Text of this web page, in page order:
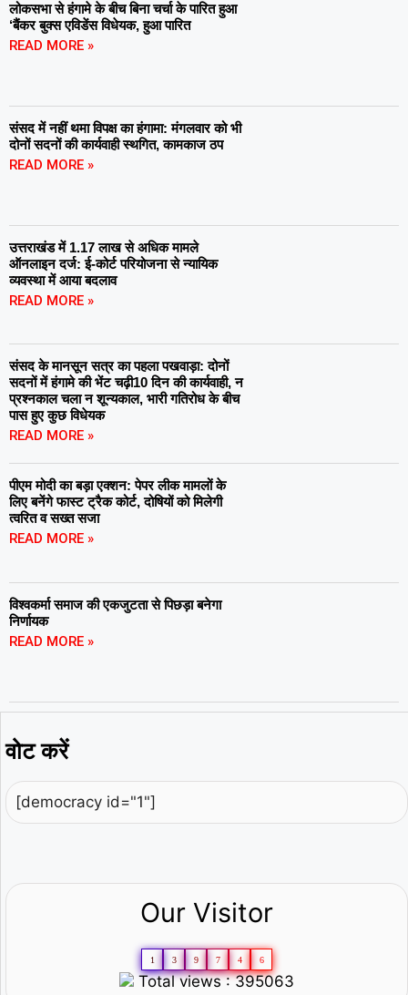
लोकसभा से हंगामे के बीच बिना चर्चा के पारित हुआ
‘बैंकर बुक्स एविडेंस विधेयक, हुआ पारित
READ MORE »
संसद में नहीं थमा विपक्ष का हंगामा: मंगलवार को भी
दोनों सदनों की कार्यवाही स्थगित, कामकाज ठप
READ MORE »
उत्तराखंड में 1.17 लाख से अधिक मामले
ऑनलाइन दर्ज: ई-कोर्ट परियोजना से न्यायिक
व्यवस्था में आया बदलाव
READ MORE »
संसद के मानसून सत्र का पहला पखवाड़ा: दोनों
सदनों में हंगामे की भेंट चढ़ी10 दिन की कार्यवाही, न
प्रश्नकाल चला न शून्यकाल, भारी गतिरोध के बीच
पास हुए कुछ विधेयक
READ MORE »
पीएम मोदी का बड़ा एक्शन: पेपर लीक मामलों के
लिए बनेंगे फास्ट ट्रैक कोर्ट, दोषियों को मिलेगी
त्वरित व सख्त सजा
READ MORE »
विश्वकर्मा समाज की एकजुटता से पिछड़ा बनेगा
निर्णायक
READ MORE »
वोट करें
[democracy id="1"]
Our Visitor
1 3 9 7 4 6
Total views : 395063